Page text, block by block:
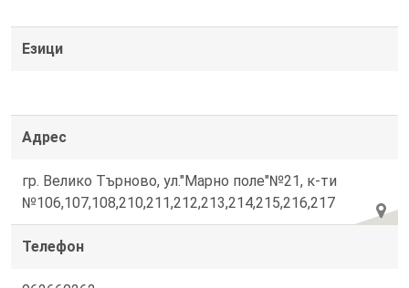
Езици
Адрес
гр. Велико Търново, ул."Марно поле"№21, к-ти
№106,107,108,210,211,212,213,214,215,216,217
Телефон